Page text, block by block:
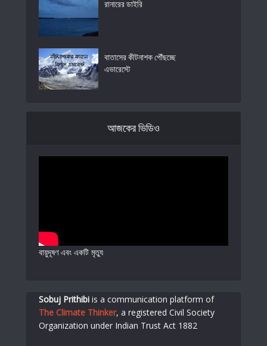
রানারের ডাইরি
বাতাসের কীটনাশক পৌঁছচ্ছে
এভারেস্টে
আজকের ভিডিও
বায়ুদূষণ এবং একটি মৃত্যু
Sobuj Prithibi is a communication platform of
The Climate Thinker, a registered Civil Society
Organization under Indian Trust Act 1882